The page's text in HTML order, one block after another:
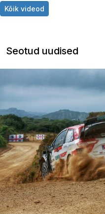
Kõik videod
Seotud uudised